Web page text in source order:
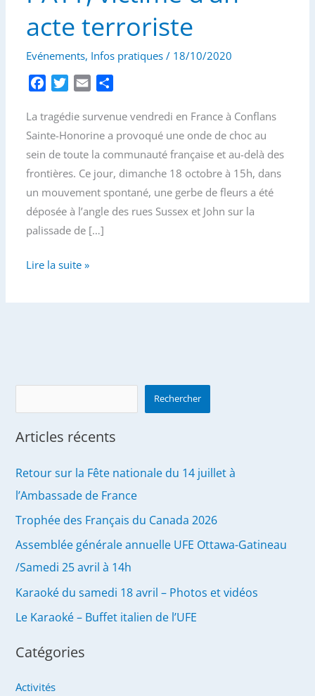
acte terroriste
Evénements, Infos pratiques / 18/10/2020
c
e
b
o
k
i
t
t
a
i
l
r
t
a
r
La tragédie survenue vendredi en France à Conflans
Sainte-Honorine a provoqué une onde de choc au
sein de toute la communauté française et au-delà des
frontières. Ce jour, dimanche 18 octobre à 15h, dans
un mouvement spontané, une gerbe de fleurs a été
déposée à l’angle des rues Sussex et John sur la
palissade de […]
Hommage
Lire la suite »
Rechercher
Articles récents
Retour sur la Fête nationale du 14 juillet à
l’Ambassade de France
Trophée des Français du Canada 2026
Assemblée générale annuelle UFE Ottawa-Gatineau
/Samedi 25 avril à 14h
Karaoké du samedi 18 avril – Photos et vidéos
Le Karaoké – Buffet italien de l’UFE
Catégories
Activités